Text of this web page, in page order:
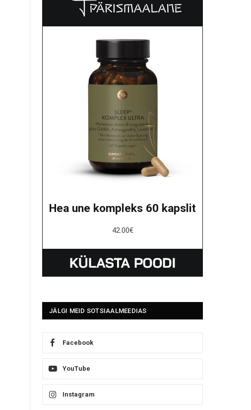
Hea une kompleks 60 kapslit
42.00€
JÄLGI MEID SOTSIAALMEEDIAS
Facebook
YouTube
Instagram